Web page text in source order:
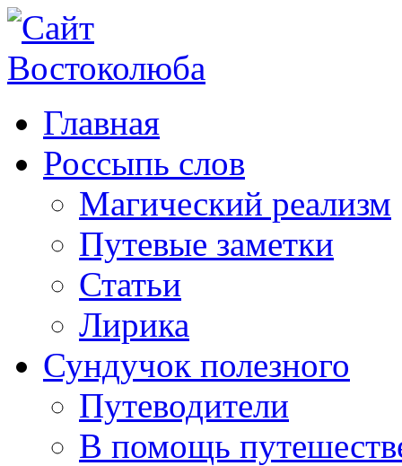
Главная
Россыпь слов
Магический реализм
Путевые заметки
Статьи
Лирика
Сундучок полезного
Путеводители
В помощь